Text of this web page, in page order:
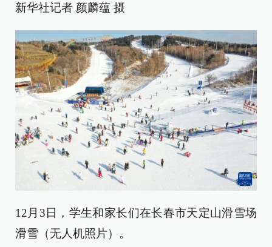
新华社记者 颜麟蕴 摄
12月3日，学生和家长们在长春市天定山滑雪场
滑雪（无人机照片）。